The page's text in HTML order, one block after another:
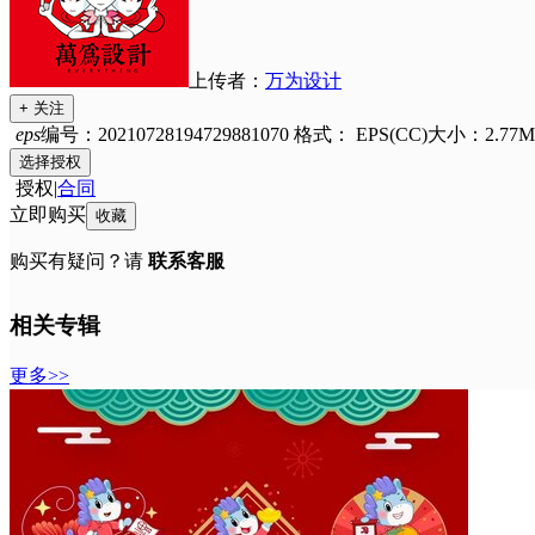
上传者： 万为设计
+ 关注
编号：20210728194729881070 格式： EPS(CC)
eps 大小：
选择授权
授权|合同
立即购买 收藏
购买有疑问？请 联系客服
相关专辑
更多>>